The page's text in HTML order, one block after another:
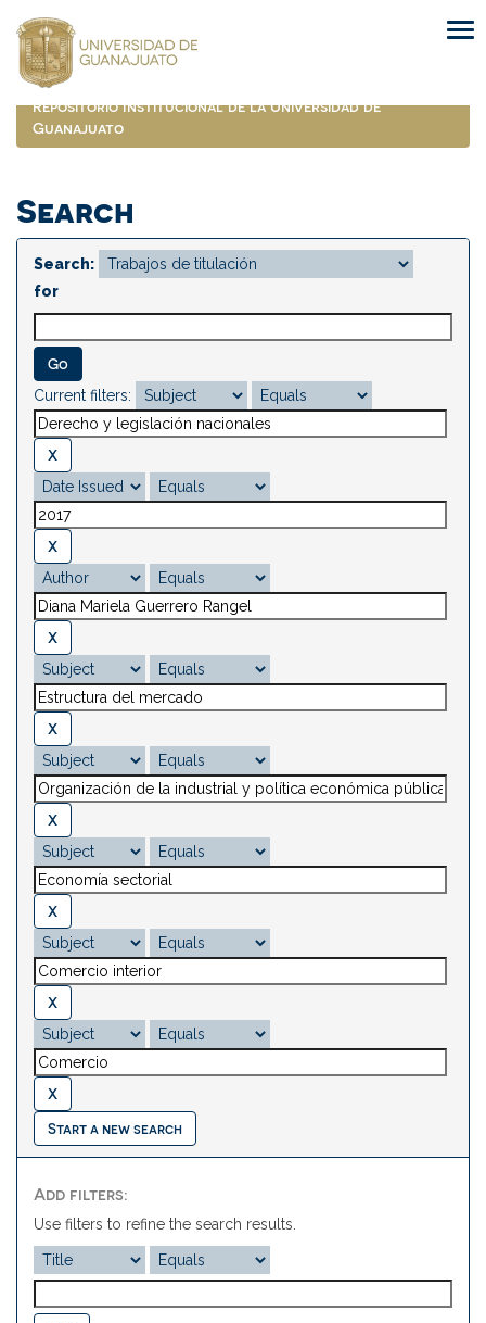
navigation
Repositorio Institucional de la Universidad de
Guanajuato
Search
Search:
for
Current filters:
Start a new search
Add filters:
Use filters to refine the search results.